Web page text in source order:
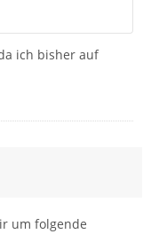
ich bisher auf
um folgende